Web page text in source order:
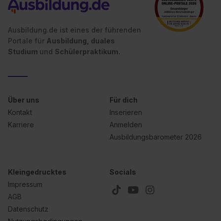
Ausbildung.de ist eines der führenden
Portale für Ausbildung, duales
Studium und Schülerpraktikum.
Über uns
Kontakt
Karriere
Für dich
Inserieren
Anmelden
Ausbildungsbarometer 2026
Kleingedrucktes
Impressum
AGB
Datenschutz
Socials